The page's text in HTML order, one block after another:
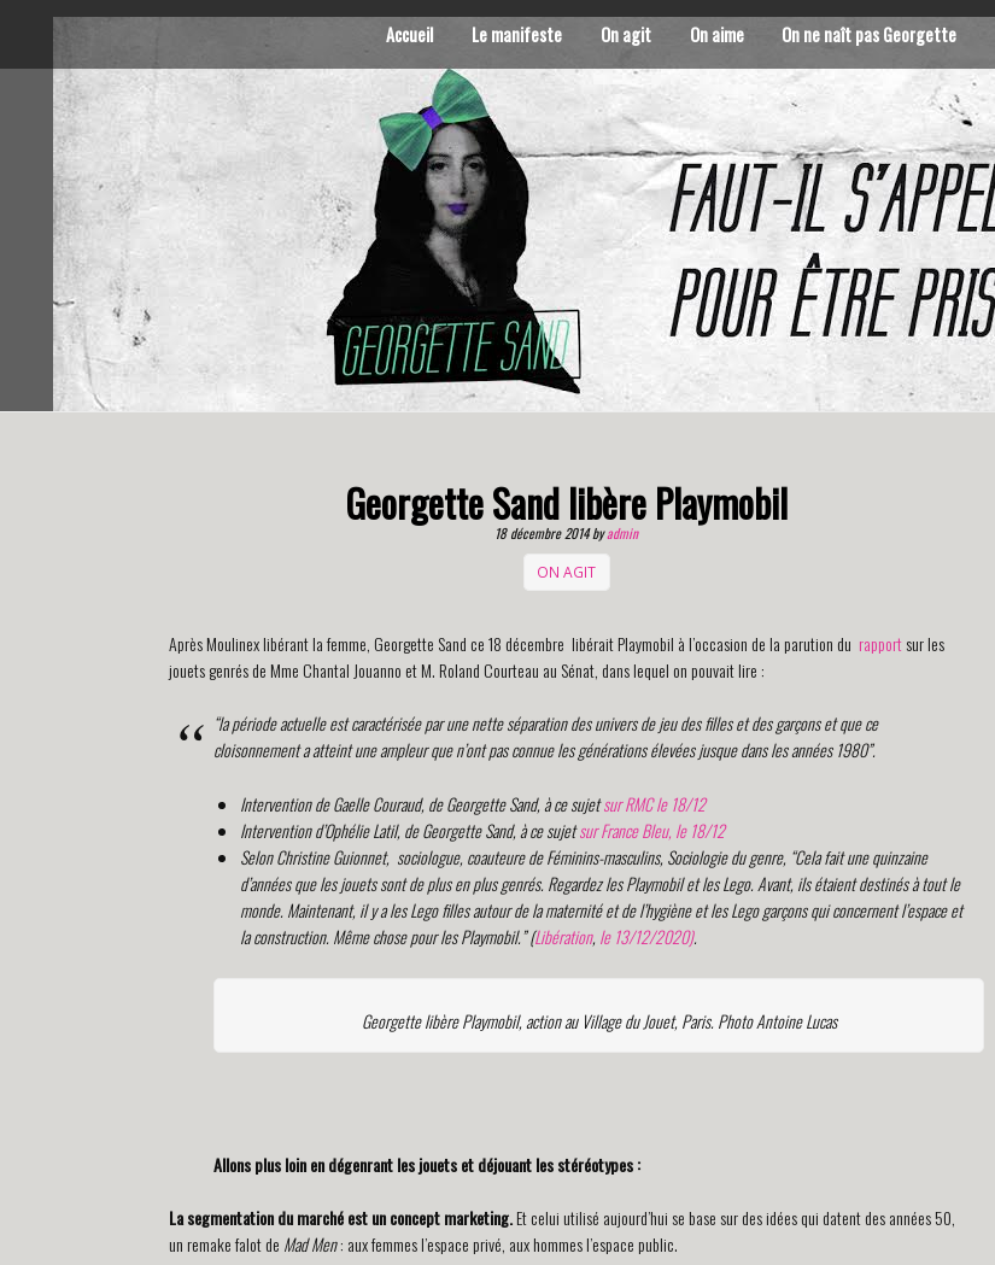
Accueil Le manifeste On agit On aime On ne naît pas Georgette
Georgette Sand libère Playmobil
18 décembre 2014byadmin
ON AGIT
Après Moulinex libérant la femme, Georgette Sand ce 18 décembre libérait Playmobil à l’occasion de la parution du rapportsur les
jouets genrés de Mme Chantal Jouanno et M. Roland Courteau au Sénat, dans lequel on pouvait lire :
“la période actuelle est caractérisée par une nette séparation des univers de jeu des filles et des garçons et que ce
cloisonnement a atteint une ampleur que n’ont pas connue les générations élevées jusque dans les années 1980”.
Intervention de Gaelle Couraud, de Georgette Sand, à ce sujetsur RMC le 18/12
Intervention d’Ophélie Latil, de Georgette Sand, à ce sujetsur France Bleu, le 18/12
Selon Christine Guionnet, sociologue, coauteure deFéminins-masculins, Sociologie du genre, “Cela fait une quinzaine
d’années que les jouets sont de plus en plus genrés.Regardez les Playmobil et les Lego. Avant, ils étaient destinés à tout le
monde. Maintenant, il y a les Lego filles autour de la maternité et de l’hygiène et les Lego garçons qui concernent l’espace et
la construction. Même chose pour les Playmobil.” (Libération, le 13/12/2020).
Georgette libère Playmobil, action au Village du Jouet, Paris. Photo Antoine Lucas
Allons plus loin en dégenrant les jouets et déjouant les stéréotypes :
La segmentation du marché est un concept marketing.Et celui utilisé aujourd’hui se base sur des idées qui datent des années 50,
un remake falot de Mad Men: aux femmes l’espace privé, aux hommes l’espace public.